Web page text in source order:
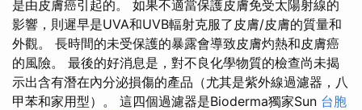
是由皮膚癌引起的。 如果不適當保護皮膚免受太陽射線的
影響，則遲早是UVA和UVB輻射克服了皮膚/皮膚的質量和
外觀。 長時間的未受保護的暴露會導致皮膚灼熱和皮膚癌
的風險。 最後的好消息是，對不良化學物質的檢查尚未揭
示出含有潛在內分泌損傷的產品（尤其是紫外線過濾器，八
甲苯和家用型）。 這四個過濾器是Bioderma獨家Sun 台胞